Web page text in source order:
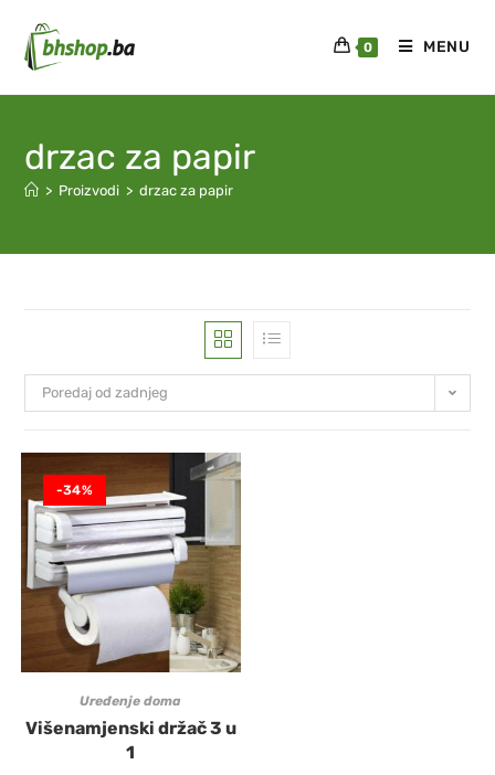
0 MENU
drzac za papir
> Proizvodi > drzac za papir
Poredaj od zadnjeg
-34%
Uređenje doma
Višenamjenski držač 3 u
1